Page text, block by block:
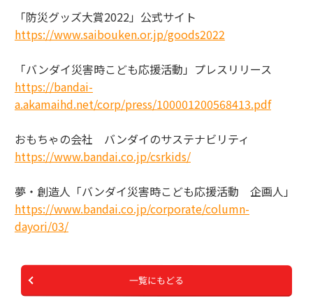
「防災グッズ大賞2022」公式サイト
https://www.saibouken.or.jp/goods2022
「バンダイ災害時こども応援活動」プレスリリース
https://bandai-
a.akamaihd.net/corp/press/100001200568413.pdf
おもちゃの会社 バンダイのサステナビリティ
https://www.bandai.co.jp/csrkids/
夢・創造人「バンダイ災害時こども応援活動 企画人」
https://www.bandai.co.jp/corporate/column-
dayori/03/
一覧にもどる